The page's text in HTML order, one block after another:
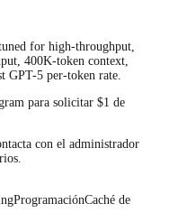
for high-throughput,
400K-token context,
GPT-5 per-token rate.
para solicitar $1 de
con el administrador
ProgramaciónCaché de